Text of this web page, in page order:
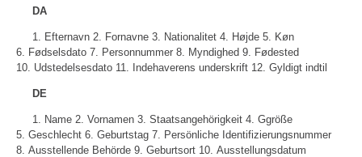
DA
1. Efternavn 2. Fornavne 3. Nationalitet 4. Højde 5. Køn
6. Fødselsdato 7. Personnummer 8. Myndighed 9. Fødested
10. Udstedelsesdato 11. Indehaverens underskrift 12. Gyldigt indtil
DE
1. Name 2. Vornamen 3. Staatsangehörigkeit 4. Ggröße
5. Geschlecht 6. Geburtstag 7. Persönliche Identifizierungsnummer
8. Ausstellende Behörde 9. Geburtsort 10. Ausstellungsdatum